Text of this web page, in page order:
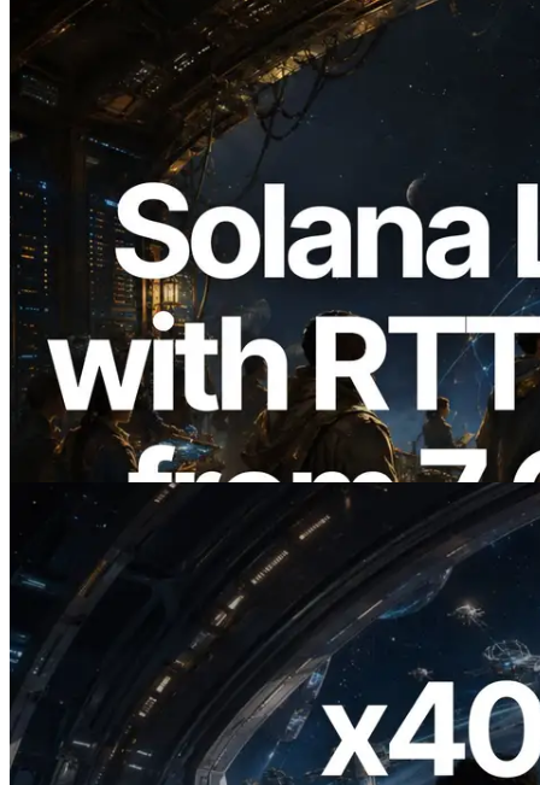
2026.08.05
ERPC erweitert Solana Leader Slot API
um Ping-Messung aus 7 globalen
Regionen — Validators Information API
ebenfalls gestartet
2026.07.04